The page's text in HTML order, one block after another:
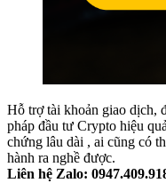
Hỗ trợ tài khoản giao dịch,
pháp đầu tư Crypto hiệu
chứng lâu dài , ai cũng có
hành ra nghề được.
Liên hệ Zalo: